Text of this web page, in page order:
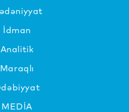
İdman
Analitik
Maraqlı
MEDİA